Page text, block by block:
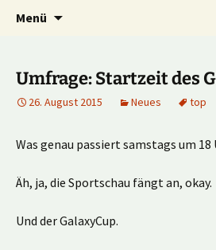
Kick it out!
Multiplayer Football
Menü
Umfrage: Startzeit des
26. August 2015 Neues top
Was genau passiert samstags um 18
Äh, ja, die Sportschau fängt an, okay.
Und der GalaxyCup.